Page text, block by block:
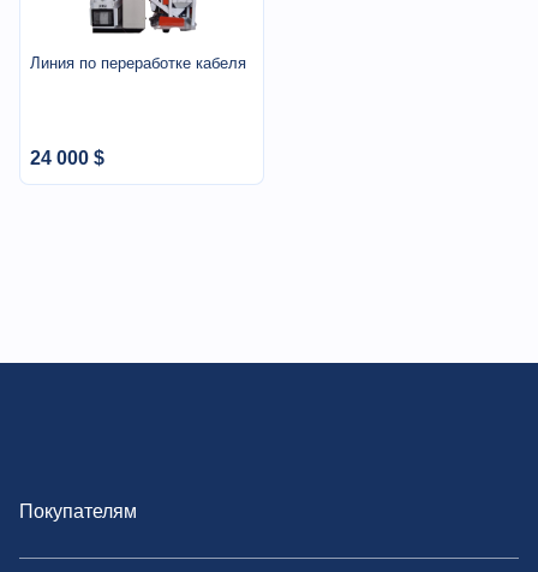
Линия по переработке кабеля
24 000 $
Покупателям